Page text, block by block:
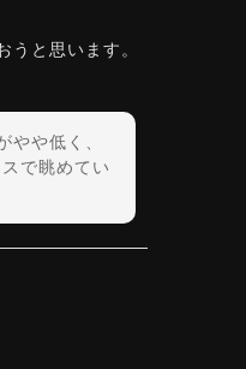
と思います。
やや低く、
で眺めてい